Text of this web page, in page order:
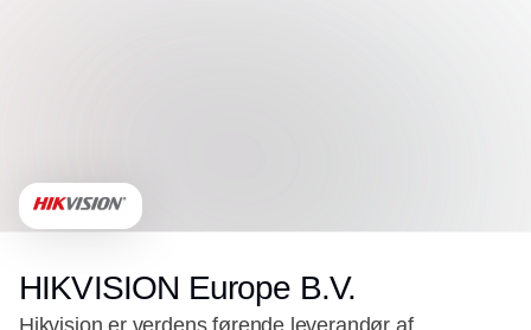
HIKVISION Europe B.V.
Hikvision er verdens førende leverandør af